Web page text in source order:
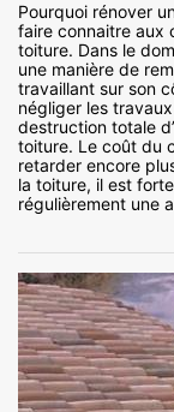
Pourquoi rénover
faire connaitre aux
toiture. Dans le
une manière de
travaillant sur son
négliger les
destruction totale
toiture. Le coût du
retarder encore
la toiture, il est
régulièrement une